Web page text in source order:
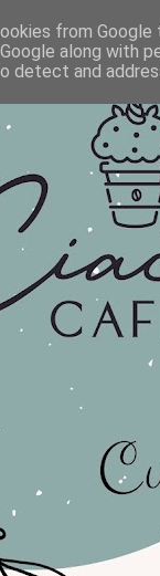
from
along with
detect and